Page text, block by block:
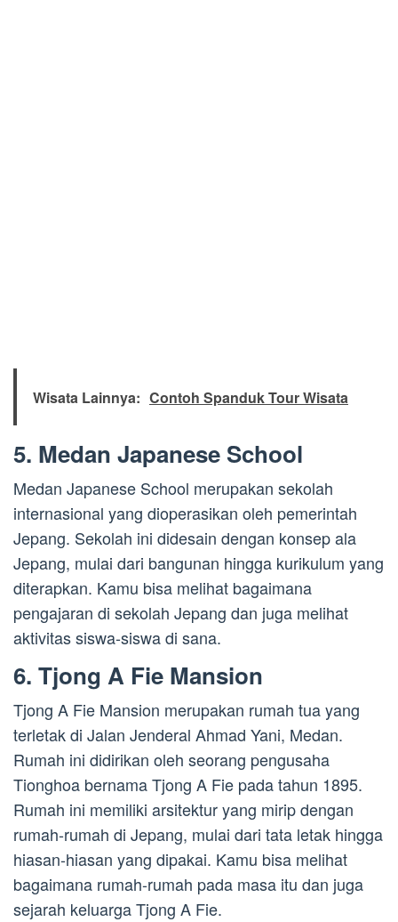
Wisata Lainnya: Contoh Spanduk Tour Wisata
5. Medan Japanese School
Medan Japanese School merupakan sekolah
internasional yang dioperasikan oleh pemerintah
Jepang. Sekolah ini didesain dengan konsep ala
Jepang, mulai dari bangunan hingga kurikulum yang
diterapkan. Kamu bisa melihat bagaimana
pengajaran di sekolah Jepang dan juga melihat
aktivitas siswa-siswa di sana.
6. Tjong A Fie Mansion
Tjong A Fie Mansion merupakan rumah tua yang
terletak di Jalan Jenderal Ahmad Yani, Medan.
Rumah ini didirikan oleh seorang pengusaha
Tionghoa bernama Tjong A Fie pada tahun 1895.
Rumah ini memiliki arsitektur yang mirip dengan
rumah-rumah di Jepang, mulai dari tata letak hingga
hiasan-hiasan yang dipakai. Kamu bisa melihat
bagaimana rumah-rumah pada masa itu dan juga
sejarah keluarga Tjong A Fie.